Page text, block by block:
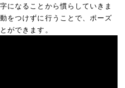
になることから慣らしていきま
をつけずに行うことで、ポーズ
ができます。